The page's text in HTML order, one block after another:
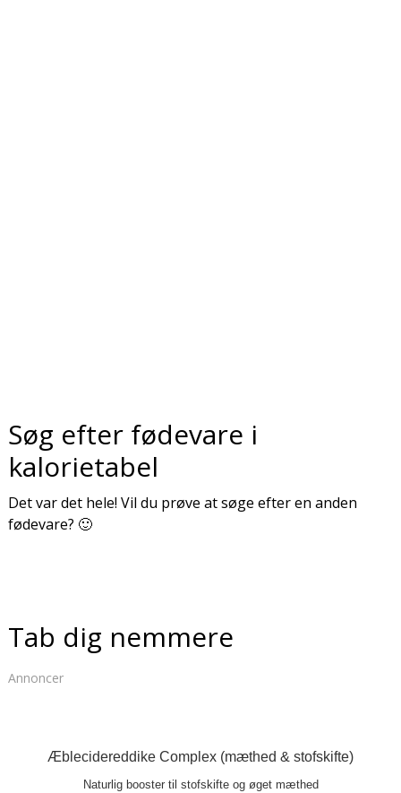
Søg efter fødevare i
kalorietabel
Det var det hele! Vil du prøve at søge efter en anden
fødevare? 🙂
Tab dig nemmere
Annoncer
Æblecidereddike Complex (mæthed & stofskifte)
Naturlig booster til stofskifte og øget mæthed